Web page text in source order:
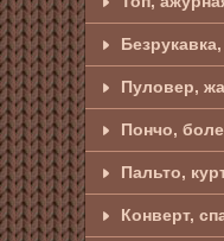
Пуловер,
Пончо,
Пальто,
Конверт,